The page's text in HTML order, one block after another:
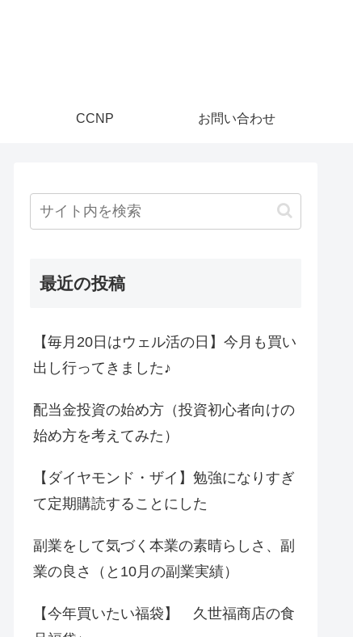
CCNP お問い合わせ
最近の投稿
【毎月20日はウェル活の日】今月も買い
出し行ってきました♪
配当金投資の始め方（投資初心者向けの
始め方を考えてみた）
【ダイヤモンド・ザイ】勉強になりすぎ
て定期購読することにした
副業をして気づく本業の素晴らしさ、副
業の良さ（と10月の副業実績）
【今年買いたい福袋】 久世福商店の食